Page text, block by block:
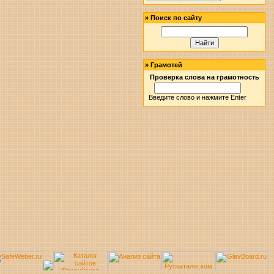
»Поиск по сайту
»Грамотей
Проверка слова на грамотность
Введите слово и нажмите Enter